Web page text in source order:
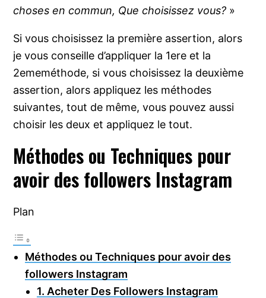
choses en commun, Que choisissez vous? »
Si vous choisissez la première assertion, alors
je vous conseille d’appliquer la 1ere et la
2ememéthode, si vous choisissez la deuxième
assertion, alors appliquez les méthodes
suivantes, tout de même, vous pouvez aussi
choisir les deux et appliquez le tout.
Méthodes ou Techniques pour
avoir des followers Instagram
Plan
Méthodes ou Techniques pour avoir des
followers Instagram
1. Acheter Des Followers Instagram